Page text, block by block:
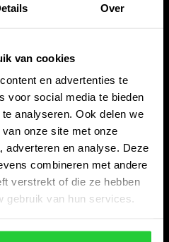
Over
van cookies
en advertenties te
voor social media te bieden
analyseren. Ook delen we
onze site met onze
adverteren en analyse. Deze
combineren met andere
verstrekt of die ze hebben
gebruik van hun services.
van Lelystad en
6
Lelystad
57276080